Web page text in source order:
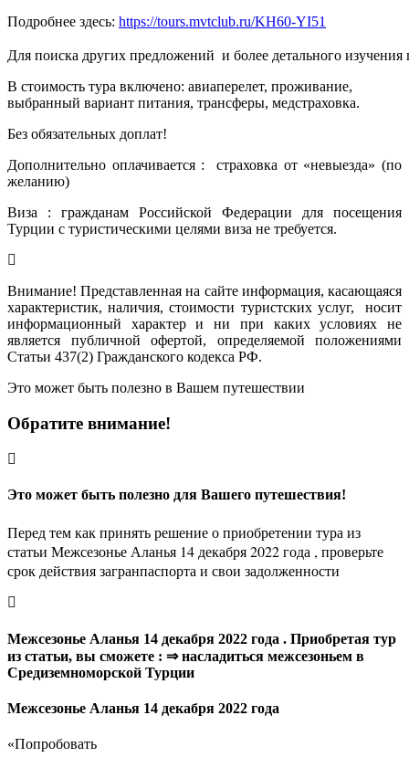
Подробнее здесь: https://tours.mvtclub.ru/KH60-YI51
Для поиска других предложений  и более детального
В стоимость тура включено: авиаперелет, проживание,
выбранный вариант питания, трансферы, медстраховка.
Без обязательных доплат!
Дополнительно оплачивается : страховка от «невыезда» (по
желанию)
Виза : гражданам Российской Федерации для посещения
Турции с туристическими целями виза не требуется.
Внимание! Представленная на сайте информация, касающаяся
характеристик, наличия, стоимости туристских услуг, носит
информационный характер и ни при каких условиях не
является публичной офертой, определяемой положениями
Статьи 437(2) Гражданского кодекса РФ.
Это может быть полезно в Вашем путешествии
Обратите внимание!
Это может быть полезно для Вашего путешествия!
Перед тем как принять решение о приобретении тура из
статьи Межсезонье Аланья 14 декабря 2022 года , проверьте
срок действия загранпаспорта и свои задолженности
Межсезонье Аланья 14 декабря 2022 года . Приобретая тур
из статьи, вы сможете : ⇒ насладиться межсезоньем в
Средиземноморской Турции
Межсезонье Аланья 14 декабря 2022 года
«Попробовать